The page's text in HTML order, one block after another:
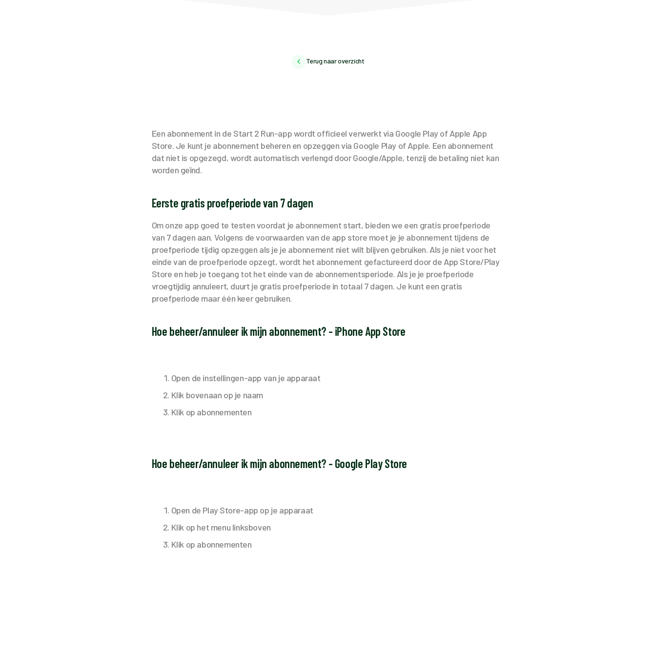
Terug naar overzicht
Een abonnement in de Start 2 Run-app wordt officieel verwerkt via Google Play of Apple App
Store. Je kunt je abonnement beheren en opzeggen via Google Play of Apple. Een abonnement
dat niet is opgezegd, wordt automatisch verlengd door Google/Apple, tenzij de betaling niet kan
worden geïnd.
Eerste gratis proefperiode van 7 dagen
Om onze app goed te testen voordat je abonnement start, bieden we een gratis proefperiode
van 7 dagen aan. Volgens de voorwaarden van de app store moet je je abonnement tijdens de
proefperiode tijdig opzeggen als je je abonnement niet wilt blijven gebruiken. Als je niet voor het
einde van de proefperiode opzegt, wordt het abonnement gefactureerd door de App Store/Play
Store en heb je toegang tot het einde van de abonnementsperiode. Als je je proefperiode
vroegtijdig annuleert, duurt je gratis proefperiode in totaal 7 dagen. Je kunt een gratis
proefperiode maar één keer gebruiken.
Hoe beheer/annuleer ik mijn abonnement? - iPhone App Store
Open de instellingen-app van je apparaat
Klik bovenaan op je naam
Klik op abonnementen
Hoe beheer/annuleer ik mijn abonnement? - Google Play Store
Open de Play Store-app op je apparaat
Klik op het menu linksboven
Klik op abonnementen